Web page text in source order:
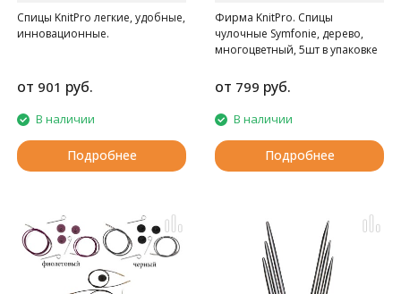
Спицы KnitPro легкие, удобные,
инновационные.
от 901 руб.
В наличии
Подробнее
Фирма KnitPro. Спицы
чулочные Symfonie, дерево,
многоцветный, 5шт в упаковке
от 799 руб.
В наличии
Подробнее